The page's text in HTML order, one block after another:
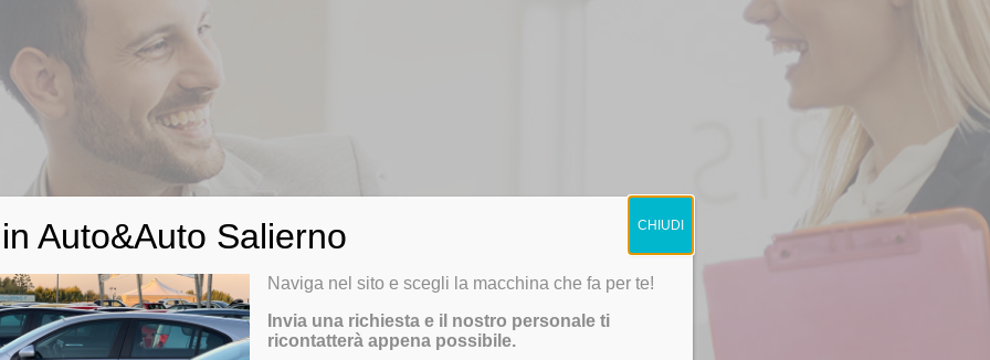
LA TUA AUTO?
CONTATTACI
Auto&Auto Salierno
Naviga nel sito e scegli la macchina che fa per te!
Invia una richiesta e il nostro personale ti
ricontatterà appena possibile.
CHIUDI